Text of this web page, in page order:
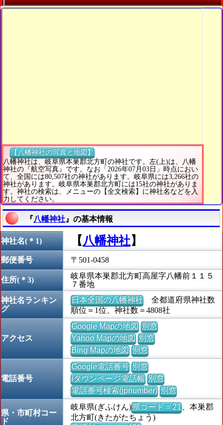
【八幡神社の写真と地図】
八幡神社は、岐阜県本巣郡北方町の神社です。左(上)は、八幡
神社の『航空写真』です。なお「2026年07月03日」時点におい
て、全国には80,507社の神社があります。岐阜県には3,266社の
神社があります。岐阜県本巣郡北方町には15社の神社がありま
す。神社の検索は、メニューの【全文検索】に神社名などを入
力してください。
『八幡神社 』の基本情報
神社名(＊1) 【 八幡神社】
郵便番号 〒501-0458
住所(＊3)
岐阜県本巣郡北方町高屋字八幡前１１５
７番地
神社名ランキン
グ
日本全国の八幡神社全都道府県神社数
順位＝1位、神社数＝4808社
アクセス
Google Mapの地図 別窓
Yahoo Mapの地図 別窓
Bing Mapの地図 別窓
電話番号
Google電話番号 別窓
iタウンページ電話帳 別窓
電話番号検索(jpnumber) 別窓
県・市町村コー
ド
岐阜県(ぎふけん)県コード = 21、本巣郡
北方町(きたがたちょう)